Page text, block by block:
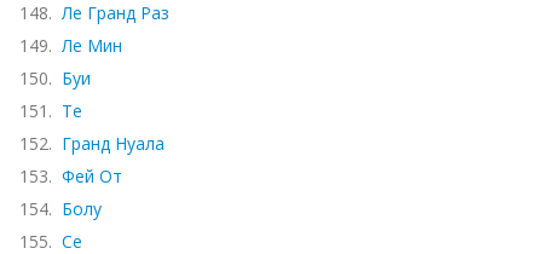
148. Ле Гранд Раз
149. Ле Мин
150. Буи
151. Те
152. Гранд Нуала
153. Фей От
154. Болу
155. Се